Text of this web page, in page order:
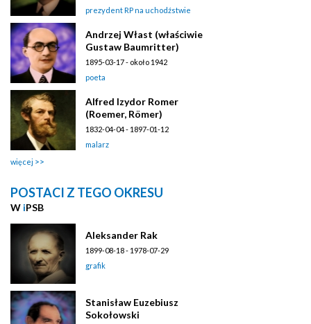
prezydent RP na uchodźstwie
Andrzej Włast (właściwie
Gustaw Baumritter)
1895-03-17 - około 1942
poeta
Alfred Izydor Romer
(Roemer, Römer)
1832-04-04 - 1897-01-12
malarz
więcej
POSTACI Z TEGO OKRESU
W iPSB
Aleksander Rak
1899-08-18 - 1978-07-29
grafik
Stanisław Euzebiusz
Sokołowski